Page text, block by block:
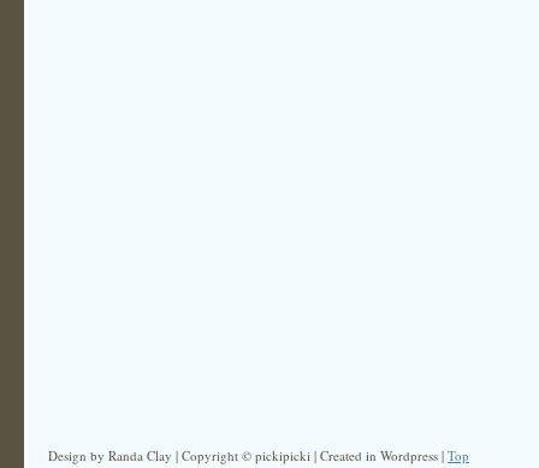
Design by Randa Clay | Copyright © pickipicki | Created in Wordpress | Top